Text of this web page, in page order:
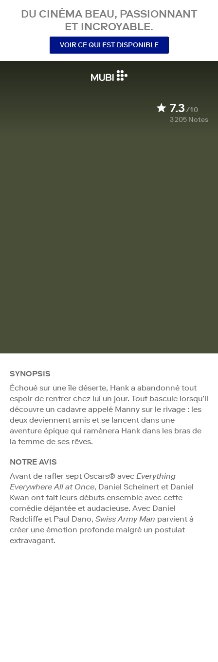
DU CINÉMA BEAU, PASSIONNANT
ET INCROYABLE.
VOIR CE QUI EST DISPONIBLE
7.3/10
3 205 Notes
SYNOPSIS
Échoué sur une île déserte, Hank a abandonné tout
espoir de rentrer chez lui un jour. Tout bascule lorsqu’il
découvre un cadavre appelé Manny sur le rivage : les
deux deviennent amis et se lancent dans une
aventure épique qui ramènera Hank dans les bras de
la femme de ses rêves.
NOTRE AVIS
Avant de rafler sept Oscars® avec Everything
Everywhere All at Once, Daniel Scheinert et Daniel
Kwan ont fait leurs débuts ensemble avec cette
comédie déjantée et audacieuse. Avec Daniel
Radcliffe et Paul Dano, Swiss Army Man parvient à
créer une émotion profonde malgré un postulat
extravagant.